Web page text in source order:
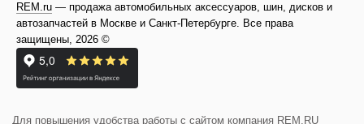
REM.ru — продажа автомобильных аксессуаров, шин, дисков и
автозапчастей в Москве и Санкт-Петербурге. Все права
защищены, 2026 ©
Для повышения удобства работы с сайтом компания REM.RU